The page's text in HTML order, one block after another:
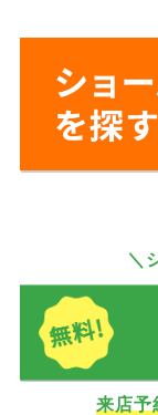
＼
来店予